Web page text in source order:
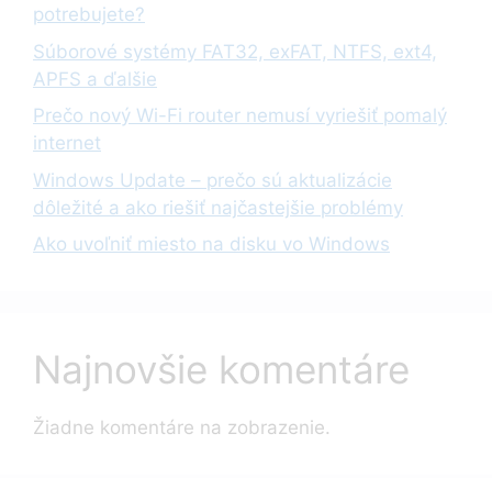
potrebujete?
Súborové systémy FAT32, exFAT, NTFS, ext4,
APFS a ďalšie
Prečo nový Wi-Fi router nemusí vyriešiť pomalý
internet
Windows Update – prečo sú aktualizácie
dôležité a ako riešiť najčastejšie problémy
Ako uvoľniť miesto na disku vo Windows
Najnovšie komentáre
Žiadne komentáre na zobrazenie.